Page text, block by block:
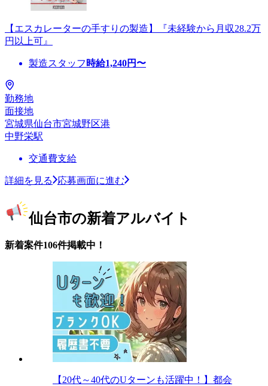
【エスカレーターの手すりの製造】『未経験から月収28.2万
円以上可』
製造スタッフ 時給1,240円〜
勤務地
面接地
宮城県仙台市宮城野区港
中野栄駅
交通費支給
詳細を見る 応募画面に進む
仙台市の新着アルバイト
新着案件106件掲載中！
【20代～40代のUターンも活躍中！】都会